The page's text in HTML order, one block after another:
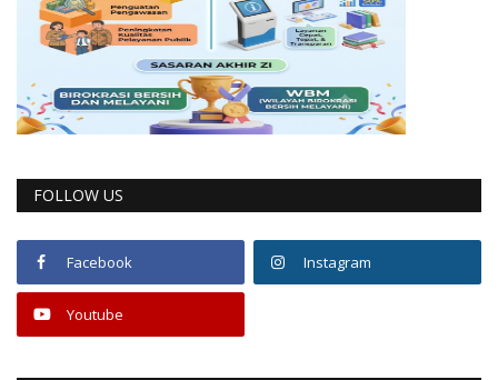
FOLLOW US
Facebook Instagram
Youtube